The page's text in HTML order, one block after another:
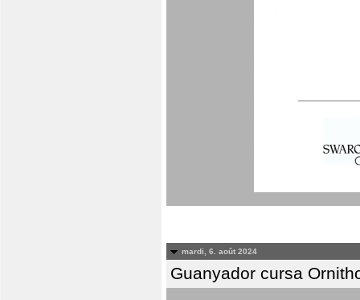
mardi, 6. août 2024
Guanyador cursa